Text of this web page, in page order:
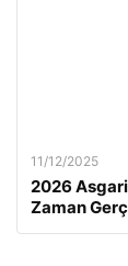
11/12/2025
2026 Asgari
Zaman